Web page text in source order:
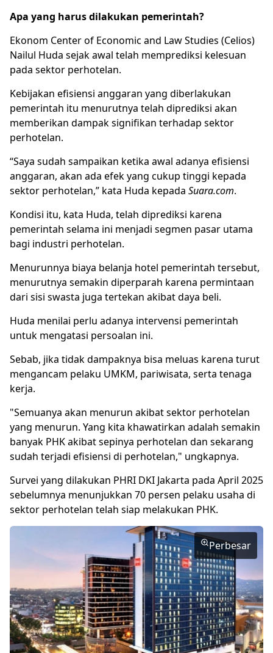
Apa yang harus dilakukan pemerintah?
Ekonom Center of Economic and Law Studies (Celios)
Nailul Huda sejak awal telah memprediksi kelesuan
pada sektor perhotelan.
Kebijakan efisiensi anggaran yang diberlakukan
pemerintah itu menurutnya telah diprediksi akan
memberikan dampak signifikan terhadap sektor
perhotelan.
“Saya sudah sampaikan ketika awal adanya efisiensi
anggaran, akan ada efek yang cukup tinggi kepada
sektor perhotelan,” kata Huda kepada Suara.com.
Kondisi itu, kata Huda, telah diprediksi karena
pemerintah selama ini menjadi segmen pasar utama
bagi industri perhotelan.
Menurunnya biaya belanja hotel pemerintah tersebut,
menurutnya semakin diperparah karena permintaan
dari sisi swasta juga tertekan akibat daya beli.
Huda menilai perlu adanya intervensi pemerintah
untuk mengatasi persoalan ini.
Sebab, jika tidak dampaknya bisa meluas karena turut
mengancam pelaku UMKM, pariwisata, serta tenaga
kerja.
"Semuanya akan menurun akibat sektor perhotelan
yang menurun. Yang kita khawatirkan adalah semakin
banyak PHK akibat sepinya perhotelan dan sekarang
sudah terjadi efisiensi di perhotelan," ungkapnya.
Survei yang dilakukan PHRI DKI Jakarta pada April 2025
sebelumnya menunjukkan 70 persen pelaku usaha di
sektor perhotelan telah siap melakukan PHK.
Perbesar